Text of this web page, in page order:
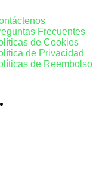
Frecuentes
de Cookies
de Privacidad
de Reembolso